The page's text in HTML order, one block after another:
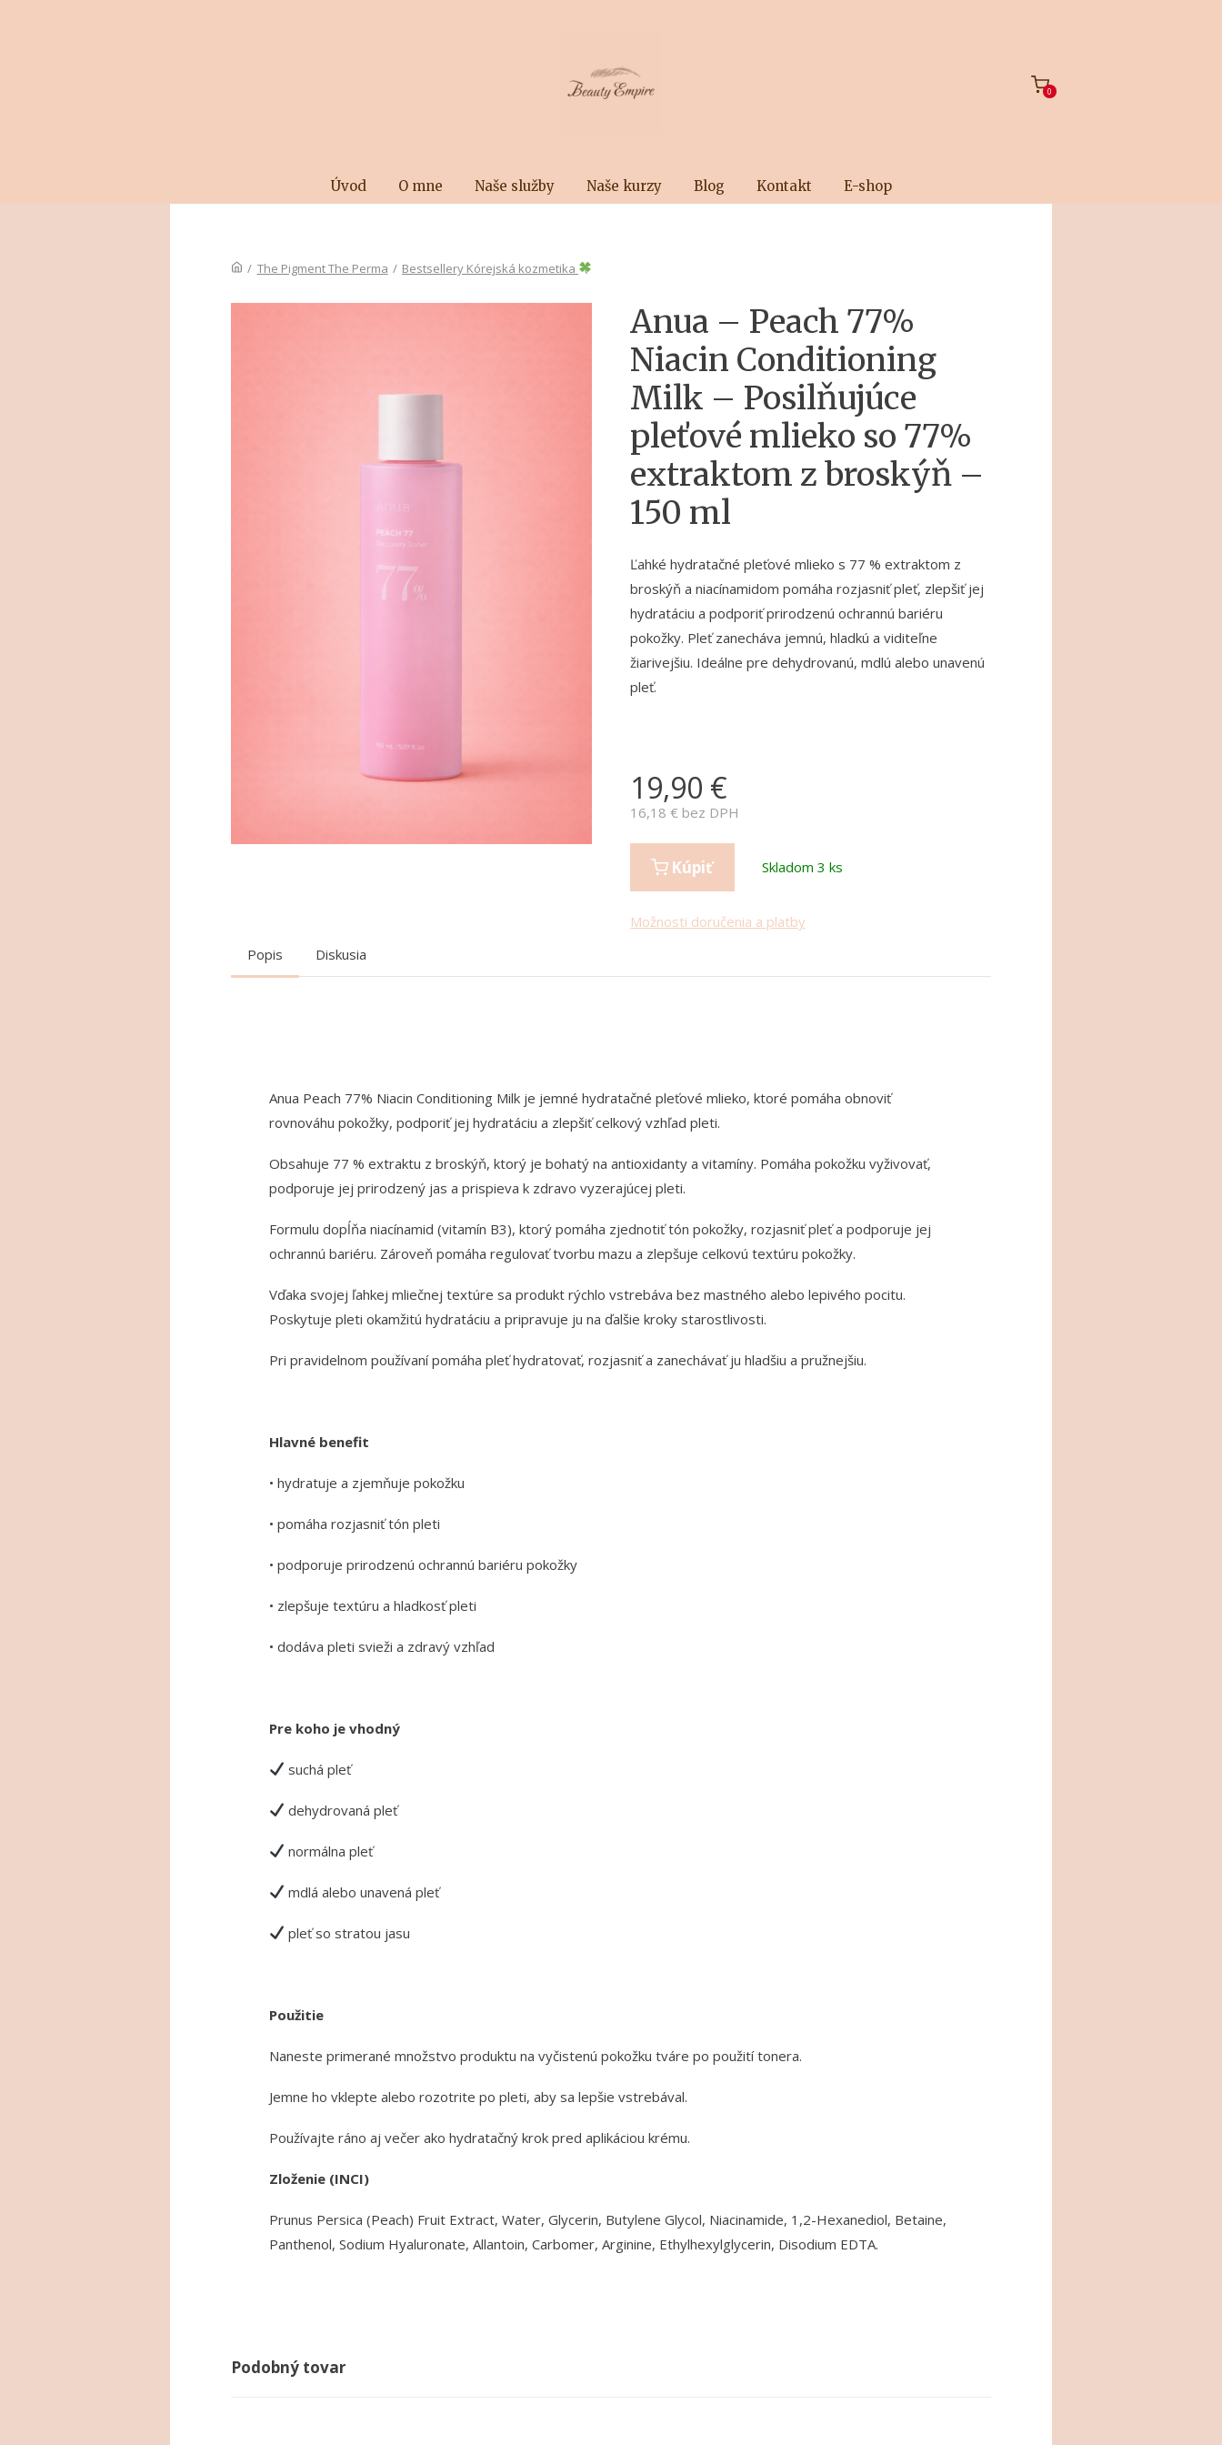
0
Úvod O mne Naše služby Naše kurzy Blog Kontakt E-shop
/ The Pigment The Perma / Bestsellery Kórejská kozmetika
Anua – Peach 77%
Niacin Conditioning
Milk – Posilňujúce
pleťové mlieko so 77%
extraktom z broskýň –
150 ml
Ľahké hydratačné pleťové mlieko s 77 % extraktom z
broskýň a niacínamidom pomáha rozjasniť pleť, zlepšiť jej
hydratáciu a podporiť prirodzenú ochrannú bariéru
pokožky. Pleť zanecháva jemnú, hladkú a viditeľne
žiarivejšiu. Ideálne pre dehydrovanú, mdlú alebo unavenú
pleť.
19,90 €
16,18 € bez DPH
Kúpiť Skladom 3 ks
Možnosti doručenia a platby
Popis
Diskusia
Anua Peach 77% Niacin Conditioning Milk je jemné hydratačné pleťové mlieko, ktoré pomáha obnoviť
rovnováhu pokožky, podporiť jej hydratáciu a zlepšiť celkový vzhľad pleti.
Obsahuje 77 % extraktu z broskýň, ktorý je bohatý na antioxidanty a vitamíny. Pomáha pokožku vyživovať,
podporuje jej prirodzený jas a prispieva k zdravo vyzerajúcej pleti.
Formulu dopĺňa niacínamid (vitamín B3), ktorý pomáha zjednotiť tón pokožky, rozjasniť pleť a podporuje jej
ochrannú bariéru. Zároveň pomáha regulovať tvorbu mazu a zlepšuje celkovú textúru pokožky.
Vďaka svojej ľahkej mliečnej textúre sa produkt rýchlo vstrebáva bez mastného alebo lepivého pocitu.
Poskytuje pleti okamžitú hydratáciu a pripravuje ju na ďalšie kroky starostlivosti.
Pri pravidelnom používaní pomáha pleť hydratovať, rozjasniť a zanechávať ju hladšiu a pružnejšiu.
Hlavné benefit
• hydratuje a zjemňuje pokožku
• pomáha rozjasniť tón pleti
• podporuje prirodzenú ochrannú bariéru pokožky
• zlepšuje textúru a hladkosť pleti
• dodáva pleti svieži a zdravý vzhľad
Pre koho je vhodný
suchá pleť
dehydrovaná pleť
normálna pleť
mdlá alebo unavená pleť
pleť so stratou jasu
Použitie
Naneste primerané množstvo produktu na vyčistenú pokožku tváre po použití tonera.
Jemne ho vklepte alebo rozotrite po pleti, aby sa lepšie vstrebával.
Používajte ráno aj večer ako hydratačný krok pred aplikáciou krému.
Zloženie (INCI)
Prunus Persica (Peach) Fruit Extract, Water, Glycerin, Butylene Glycol, Niacinamide, 1,2-Hexanediol, Betaine,
Panthenol, Sodium Hyaluronate, Allantoin, Carbomer, Arginine, Ethylhexylglycerin, Disodium EDTA.
Podobný tovar